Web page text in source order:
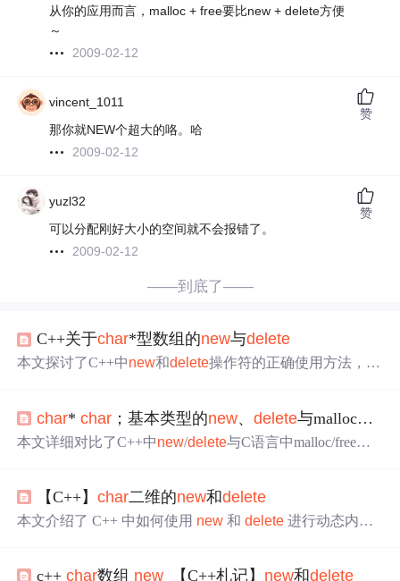
从你的应用而言，malloc + free要比new + delete方便
～
2009-02-12
vincent_1011
那你就NEW个超大的咯。哈
2009-02-12
赞
yuzl32
可以分配刚好大小的空间就不会报错了。
2009-02-12
赞
——到底了——
C++关于char*型数组的new与delete
本文探讨了C++中new和delete操作符的正确使用方法，强
及其特性。
char*char ；基本类型的new、delete与malloc、free；
本文详细对比了C++中new/delete与C语言中malloc/free的
【C++】char二维的new和delete
本文介绍了 C++ 中如何使用 new 和delete 进行动态内存
c++char数组 new _【C++札记】 new和delete